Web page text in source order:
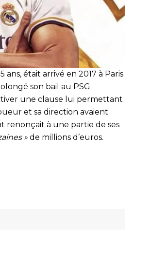
ans, était arrivé en 2017 à Paris
son bail au PSG
une clause lui permettant
et sa direction avaient
renonçait à une partie de ses
» de millions d’euros.